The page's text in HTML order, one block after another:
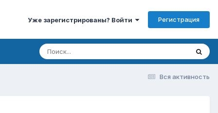
Уже зарегистрированы? Войти Регистрация
Вся активность